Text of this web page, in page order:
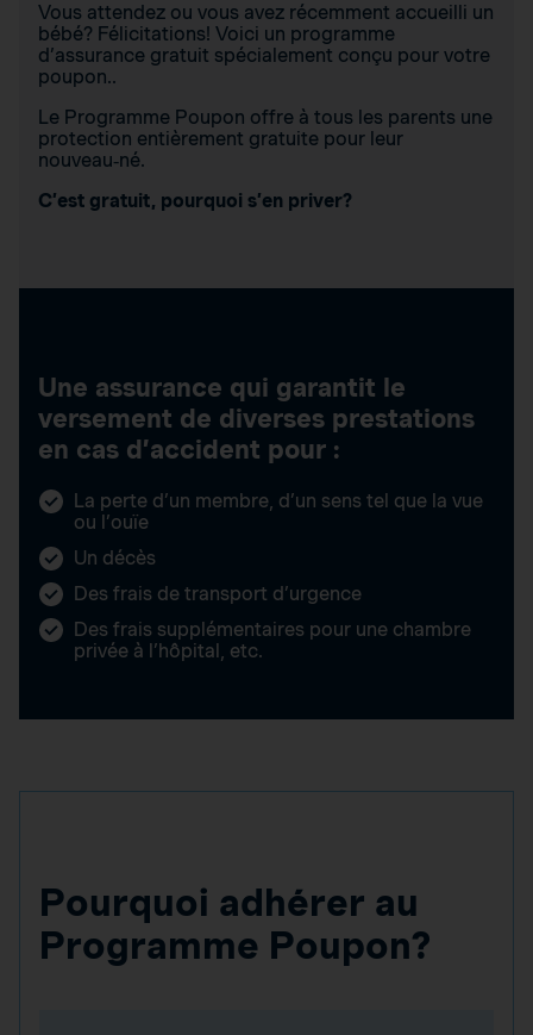
Vous attendez ou vous avez récemment accueilli un
bébé? Félicitations! Voici un programme
d’assurance gratuit spécialement conçu pour votre
poupon..
Le Programme Poupon offre à tous les parents une
protection entièrement gratuite pour leur
nouveau‑né.
C’est gratuit, pourquoi s’en priver?
Une assurance qui garantit le
versement de diverses prestations
en cas d’accident pour :
La perte d’un membre, d’un sens tel que la vue
ou l’ouïe
Un décès
Des frais de transport d’urgence
Des frais supplémentaires pour une chambre
privée à l’hôpital, etc.
Pourquoi adhérer au
Programme Poupon?